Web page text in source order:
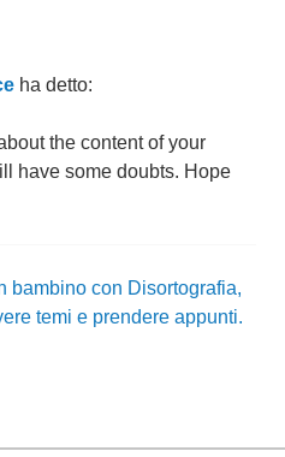
ha detto:
the content of your
have some doubts. Hope
bambino con Disortografia,
temi e prendere appunti.